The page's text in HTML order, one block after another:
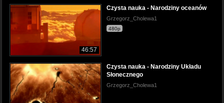
46:57
Czysta nauka - Narodziny oceanów
Grzegorz_Cholewa1
480p
Czysta nauka - Narodziny Układu
Słonecznego
Grzegorz_Cholewa1